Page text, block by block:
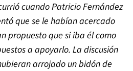
cuando Patricio Fernández
que se le habían acercado
propuesto que si iba él como
a apoyarlo. La discusión
arrojado un bidón de